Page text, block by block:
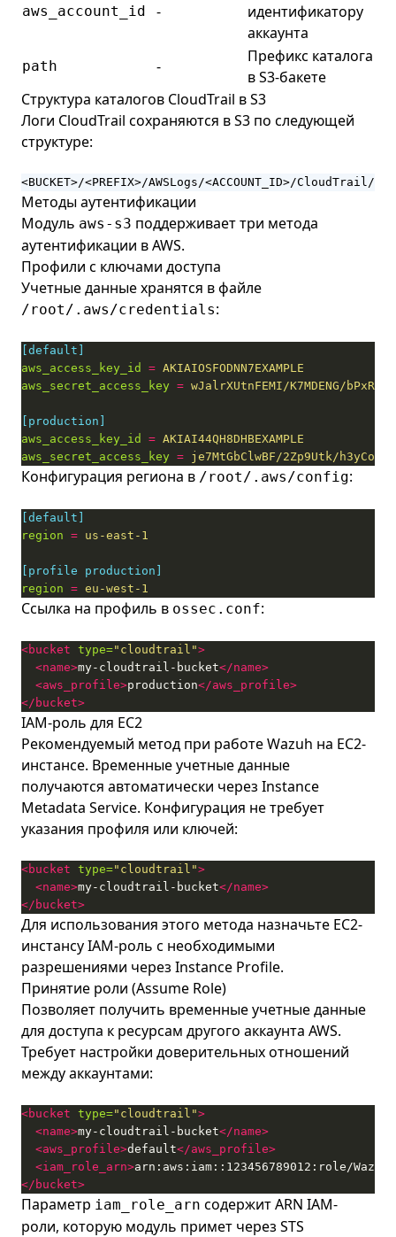
aws_account_id -
идентификатору
аккаунта
path -
Префикс каталога
в S3-бакете
Структура каталогов CloudTrail в S3
Логи CloudTrail сохраняются в S3 по следующей
структуре:
<BUCKET>/<PREFIX>/AWSLogs/<ACCOUNT_ID>/CloudTrail/
Методы аутентификации
Модуль aws-s3 поддерживает три метода
аутентификации в AWS.
Профили с ключами доступа
Учетные данные хранятся в файле
/root/.aws/credentials:
[default]
aws_access_key_id
= AKIAIOSFODNN7EXAMPLE
aws_secret_access_key = wJalrXUtnFEMI/K7MDENG/
[production]
aws_access_key_id
= AKIAI44QH8DHBEXAMPLE
aws_secret_access_key = je7MtGbClwBF/2Zp9Utk/
Конфигурация региона в /root/.aws/config:
[default]
region = us-east-1
[profile production]
region = eu-west-1
Ссылка на профиль в ossec.conf:
<bucket type="cloudtrail">
<name>my-cloudtrail-bucket</name>
<aws_profile>production</aws_profile>
</bucket>
IAM-роль для EC2
Рекомендуемый метод при работе Wazuh на EC2-
инстансе. Временные учетные данные
получаются автоматически через Instance
Metadata Service. Конфигурация не требует
указания профиля или ключей:
<bucket type="cloudtrail">
<name>my-cloudtrail-bucket</name>
</bucket>
Для использования этого метода назначьте EC2-
инстансу IAM-роль с необходимыми
разрешениями через Instance Profile.
Принятие роли (Assume Role)
Позволяет получить временные учетные данные
для доступа к ресурсам другого аккаунта AWS.
Требует настройки доверительных отношений
между аккаунтами:
<bucket type="cloudtrail">
<name>my-cloudtrail-bucket</name>
<aws_profile>default</aws_profile>
<iam_role_arn>arn:aws:iam::123456789012:role/
</bucket>
Параметр iam_role_arn содержит ARN IAM-
роли, которую модуль примет через STS